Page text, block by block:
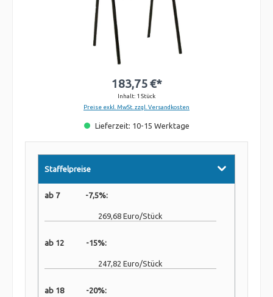
183,75 €*
Inhalt: 1 Stück
Preise exkl. MwSt. zzgl. Versandkosten
Lieferzeit: 10-15 Werktage
Staffelpreise
ab 7 -7,5%:
269,68 Euro/Stück
ab 12 -15%:
247,82 Euro/Stück
ab 18 -20%: